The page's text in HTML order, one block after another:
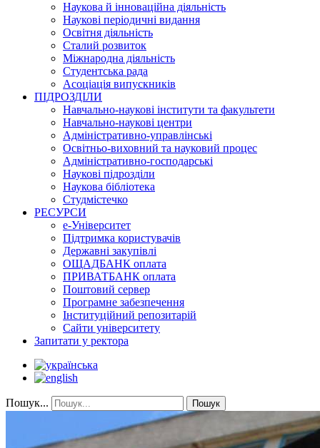
Наукова й інноваційна діяльність
Наукові періодичні видання
Освітня діяльність
Сталий розвиток
Міжнародна діяльність
Студентська рада
Асоціація випускників
ПІДРОЗДІЛИ
Навчально-наукові інститути та факультети
Навчально-наукові центри
Адміністративно-управлінські
Освітньо-виховний та науковий процес
Адміністративно-господарські
Наукові підрозділи
Наукова бібліотека
Студмістечко
РЕСУРСИ
е-Університет
Підтримка користувачів
Державні закупівлі
ОЩАДБАНК оплата
ПРИВАТБАНК оплата
Поштовий сервер
Програмне забезпечення
Інституційний репозитарій
Сайти університету
Запитати у ректора
Пошук... Пошук